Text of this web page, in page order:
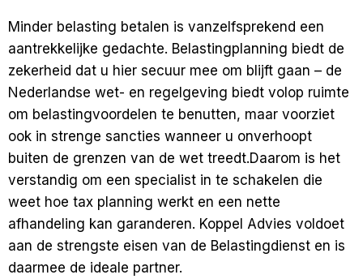
Minder belasting betalen is vanzelfsprekend een
aantrekkelijke gedachte. Belastingplanning biedt de
zekerheid dat u hier secuur mee om blijft gaan – de
Nederlandse wet- en regelgeving biedt volop ruimte
om belastingvoordelen te benutten, maar voorziet
ook in strenge sancties wanneer u onverhoopt
buiten de grenzen van de wet treedt.Daarom is het
verstandig om een specialist in te schakelen die
weet hoe tax planning werkt en een nette
afhandeling kan garanderen. Koppel Advies voldoet
aan de strengste eisen van de Belastingdienst en is
daarmee de ideale partner.